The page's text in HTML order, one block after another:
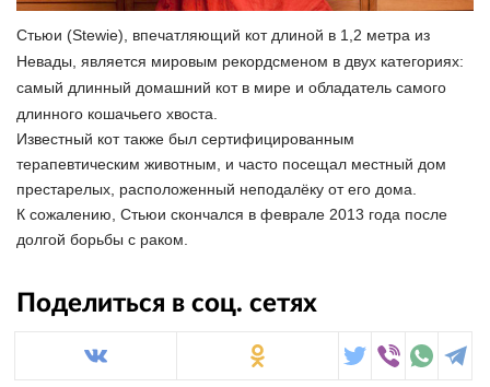
Стьюи (Stewie), впечатляющий кот длиной в 1,2 метра из
Невады, является мировым рекордсменом в двух категориях:
самый длинный домашний кот в мире и обладатель самого
длинного кошачьего хвоста.
Известный кот также был сертифицированным
терапевтическим животным, и часто посещал местный дом
престарелых, расположенный неподалёку от его дома.
К сожалению, Стьюи скончался в феврале 2013 года после
долгой борьбы с раком.
Поделиться в соц. сетях